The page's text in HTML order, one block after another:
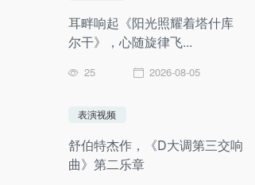
耳畔响起《阳光照耀着塔什库
尔干》，心随旋律飞...
25 2026-08-05
表演视频
舒伯特杰作，《D大调第三交响
曲》第二乐章